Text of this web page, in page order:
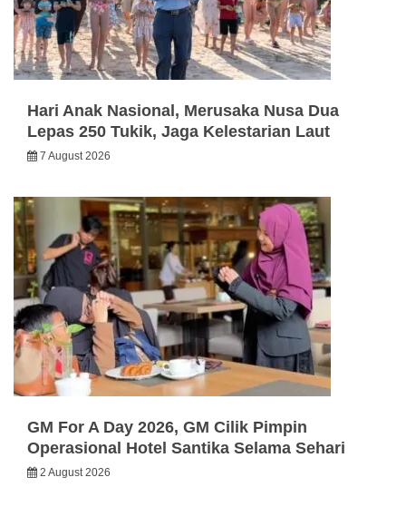
Hari Anak Nasional, Merusaka Nusa Dua
Lepas 250 Tukik, Jaga Kelestarian Laut
7 August 2026
GM For A Day 2026, GM Cilik Pimpin
Operasional Hotel Santika Selama Sehari
2 August 2026